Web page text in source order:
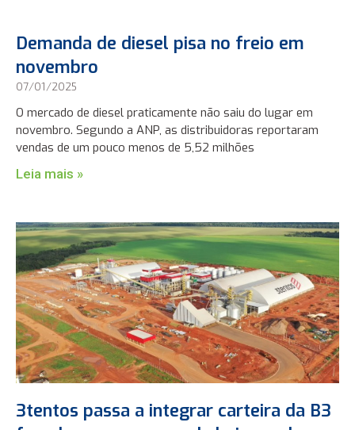
Demanda de diesel pisa no freio em
novembro
07/01/2025
O mercado de diesel praticamente não saiu do lugar em
novembro. Segundo a ANP, as distribuidoras reportaram
vendas de um pouco menos de 5,52 milhões
Leia mais »
3tentos passa a integrar carteira da B3